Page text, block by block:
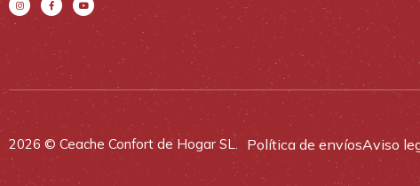
2026 © Ceache Confort de Hogar SL. Política de envíosAviso